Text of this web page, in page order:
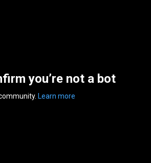
you’re not a bot
Learn more